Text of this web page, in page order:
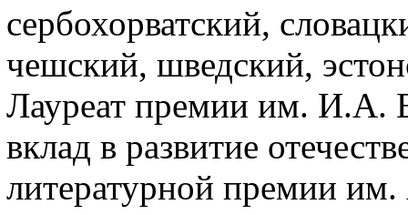
сербохорватский,
чешский, шведский,
Лауреат премии им. И.А.
вклад в развитие
литературной премии